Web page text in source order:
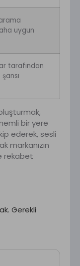
uygun
tarafından
bir yere
ederek, sesli
markanızın
rekabet
Gerekli